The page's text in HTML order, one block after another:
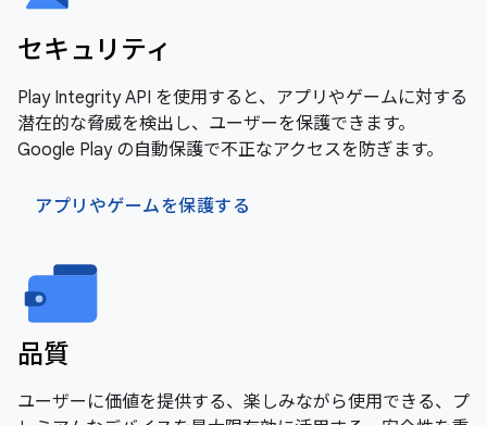
セキュリティ
Play Integrity API を使用すると、アプリやゲームに対する
潜在的な脅威を検出し、ユーザーを保護できます。
Google Play の自動保護で不正なアクセスを防ぎます。
アプリやゲームを保護する
品質
ユーザーに価値を提供する、楽しみながら使用できる、プ